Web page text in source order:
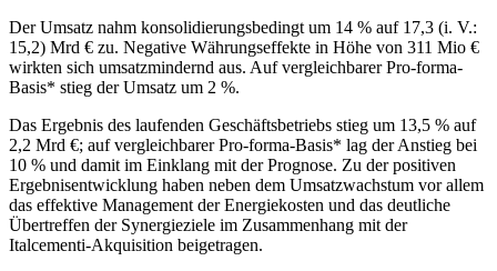
Der Umsatz nahm konsolidierungsbedingt um 14 % auf 17,3 (i. V.:
15,2) Mrd € zu. Negative Währungseffekte in Höhe von 311 Mio €
wirkten sich umsatzmindernd aus. Auf vergleichbarer Pro-forma-
Basis* stieg der Umsatz um 2 %.
Das Ergebnis des laufenden Geschäftsbetriebs stieg um 13,5 % auf
2,2 Mrd €; auf vergleichbarer Pro-forma-Basis* lag der Anstieg bei
10 % und damit im Einklang mit der Prognose. Zu der positiven
Ergebnisentwicklung haben neben dem Umsatzwachstum vor allem
das effektive Management der Energiekosten und das deutliche
Übertreffen der Synergieziele im Zusammenhang mit der
Italcementi-Akquisition beigetragen.